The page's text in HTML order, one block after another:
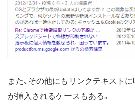
また、その他にもリンクテキスト
が挿入されるケースもある。